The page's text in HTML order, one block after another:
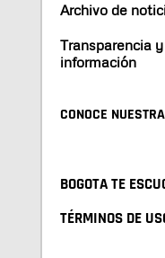
Archivo de
Transparencia
información
CONOCE
BOGOTA TE
TÉRMINOS DE